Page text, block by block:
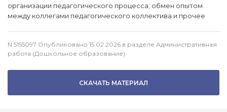
организации педагогического процесса; обмен опытом
между коллегами педагогического коллектива и прочее
N 5155097 Опубликовано 15.02.2026 в разделе Административная
работа (Дошкольное образование)
СКАЧАТЬ МАТЕРИАЛ